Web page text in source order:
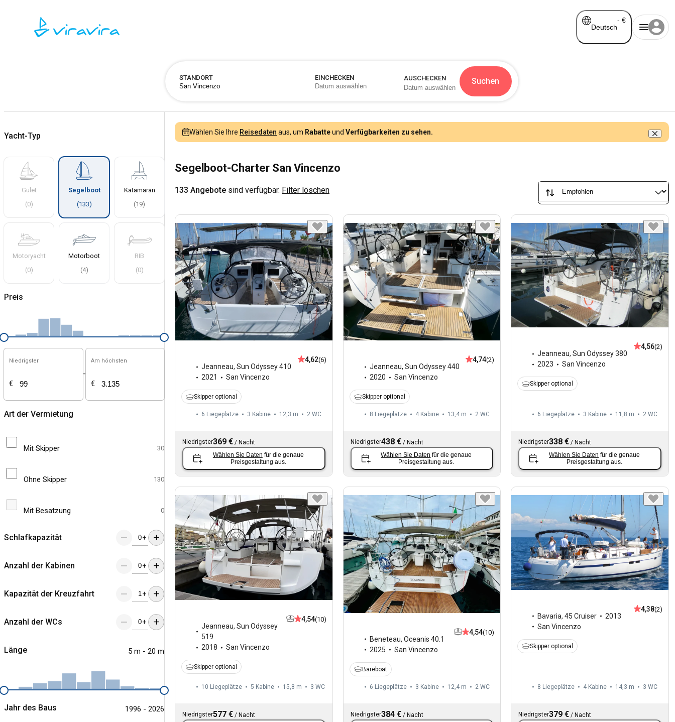
Deutsch
- €
STANDORT EINCHECKEN AUSCHECKEN Suchen
Yacht-Typ
Gulet
(0)
Segelboot
(133)
Katamaran
(19)
Motoryacht
(0)
Motorboot
(4)
RIB
(0)
Preis
Niedrigster
€
-
Am höchsten
€
Art der Vermietung
Mit Skipper 30
Ohne Skipper 130
Mit Besatzung 0
Schlafkapazität +
Anzahl der Kabinen +
Kapazität der Kreuzfahrt +
Anzahl der WCs +
Länge 5 m - 20 m
Jahr des Baus 1996 - 2026
Wählen Sie Ihre Reisedaten aus, um Rabatteund Verfügbarkeiten zu sehen.
Segelboot-Charter San Vincenzo
133 Angebote sind verfügbar. Filter löschen
Jeanneau, Sun Odyssey 410
2021
San Vincenzo
4,62(6)
Skipper optional
6 Liegeplätze 3 Kabine 12,3 m 2 WC
Niedrigster369 € / Nacht
Wählen Sie Daten für die genaue
Preisgestaltung aus.
Jeanneau, Sun Odyssey 440
2020
San Vincenzo
4,74(2)
Skipper optional
8 Liegeplätze 4 Kabine 13,4 m 2 WC
Niedrigster438 €/ Nacht
Wählen Sie Daten für die genaue
Preisgestaltung aus.
Jeanneau,Sun Odyssey 380
2023
San Vincenzo
4,56(2)
Skipper optional
6 Liegeplätze 3 Kabine 11,8 m 2 WC
Niedrigster338 € / Nacht
Wählen Sie Daten für die genaue
Preisgestaltung aus.
Jeanneau, Sun Odyssey
519
2018
San Vincenzo
4,54(10)
Skipper optional
10 Liegeplätze 5 Kabine 15,8 m 3 WC
Niedrigster577 € / Nacht
Beneteau, Oceanis 40.1
2025
San Vincenzo
4,54(10)
Bareboat
6 Liegeplätze 3 Kabine 12,4 m 2 WC
Niedrigster384 €/ Nacht
Bavaria,45 Cruiser
2013
San Vincenzo
4,38(2)
Skipper optional
8 Liegeplätze 4 Kabine 14,3 m 3 WC
Niedrigster379 € /Nacht